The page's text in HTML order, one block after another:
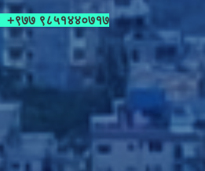
९८५१४४०७१७